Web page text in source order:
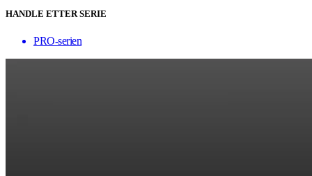
HANDLE ETTER SERIE
PRO-serien